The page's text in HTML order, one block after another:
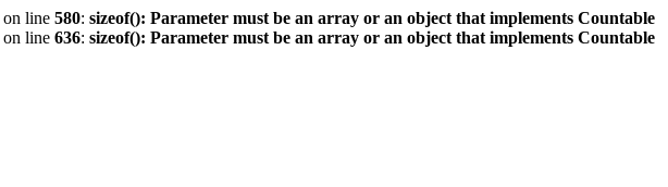
on line 580: sizeof(): Parameter must be an array or an object that implements Countable
on line 636: sizeof(): Parameter must be an array or an object that implements Countable